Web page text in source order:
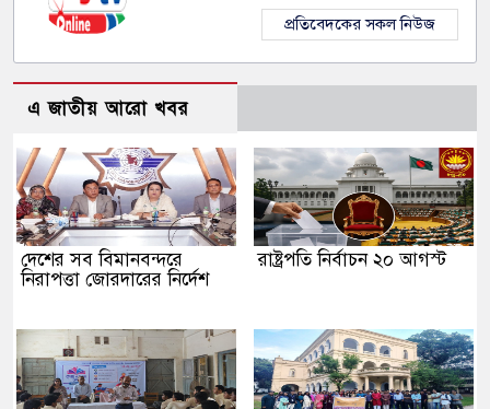
প্রতিবেদকের সকল নিউজ
এ জাতীয় আরো খবর
দেশের সব বিমানবন্দরে
নিরাপত্তা জোরদারের নির্দেশ
রাষ্ট্রপতি নির্বাচন ২০ আগস্ট